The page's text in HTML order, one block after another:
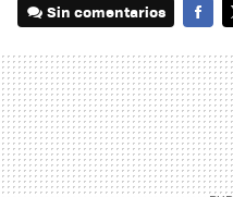
Sin comentarios